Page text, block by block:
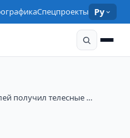
Спецпроекты Ру
получил телесные …